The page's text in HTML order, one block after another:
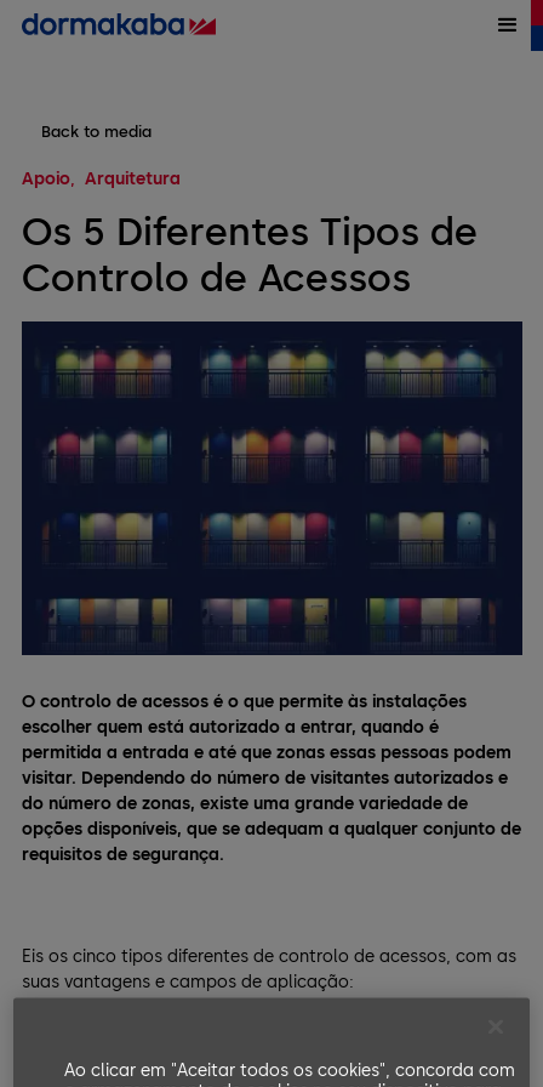
Back to media
Apoio Arquitetura
Os 5 Diferentes Tipos de
Controlo de Acessos
O controlo de acessos é o que permite às instalações
escolher quem está autorizado a entrar, quando é
permitida a entrada e até que zonas essas pessoas podem
visitar. Dependendo do número de visitantes autorizados e
do número de zonas, existe uma grande variedade de
opções disponíveis, que se adequam a qualquer conjunto de
requisitos de segurança.
Eis os cinco tipos diferentes de controlo de acessos, com as
suas vantagens e campos de aplicação:
Controlo de acessos manual
Ao clicar em "Aceitar todos os cookies", concorda com